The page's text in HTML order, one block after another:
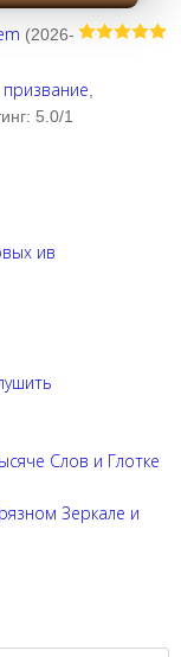
(2026-
призвание
: 5.0/1
ив
Слов и Глотке
Зеркале и